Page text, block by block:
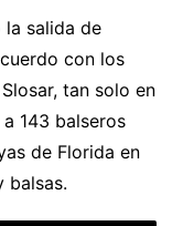
la salida de
con los
tan solo en
143 balseros
de Florida en
balsas.